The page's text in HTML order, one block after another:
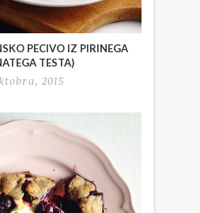
PECIVO IZ PIRINEGA
TESTA)
2015